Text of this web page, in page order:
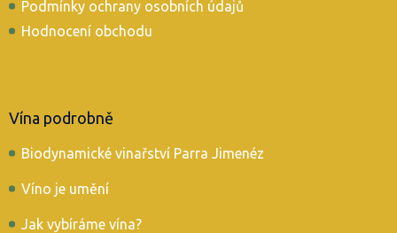
Podmínky ochrany osobních údajů
Hodnocení obchodu
Vína podrobně
Biodynamické vinařství Parra Jimenéz
Víno je umění
Jak vybíráme vína?